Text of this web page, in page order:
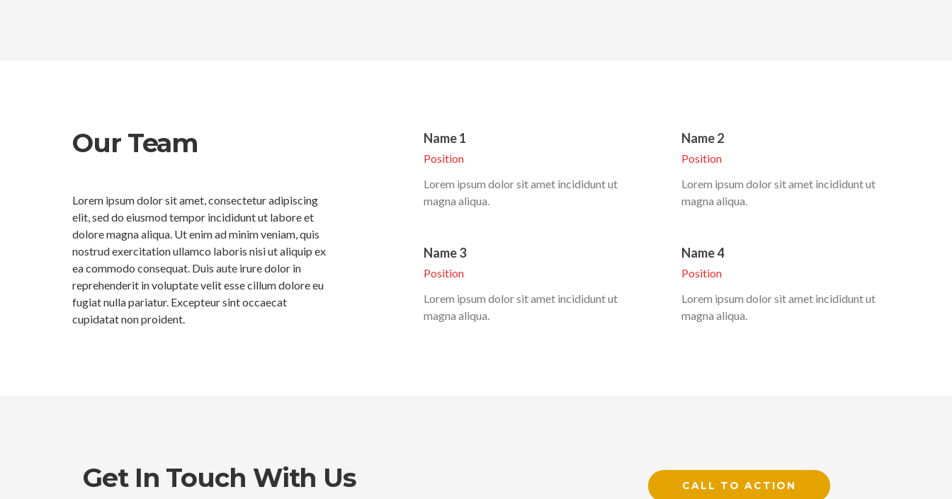
Our Team
Lorem ipsum dolor sit amet, consectetur adipiscing
elit, sed do eiusmod tempor incididunt ut labore et
dolore magna aliqua. Ut enim ad minim veniam, quis
nostrud exercitation ullamco laboris nisi ut aliquip ex
ea commodo consequat. Duis aute irure dolor in
reprehenderit in voluptate velit esse cillum dolore eu
fugiat nulla pariatur. Excepteur sint occaecat
cupidatat non proident.
Name 1
Position
Lorem ipsum dolor sit amet incididunt ut
magna aliqua.
Name 2
Position
Lorem ipsum dolor sit amet incididunt ut
magna aliqua.
Name 3
Position
Lorem ipsum dolor sit amet incididunt ut
magna aliqua.
Name 4
Position
Lorem ipsum dolor sit amet incididunt ut
magna aliqua.
Get In Touch With Us CALL TO ACTION